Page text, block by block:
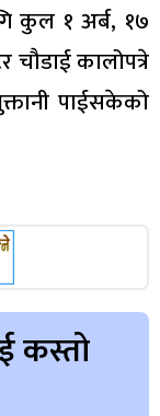
कुल १ अर्ब, १७
कालोपत्रे
पाईसकेको
कस्तो